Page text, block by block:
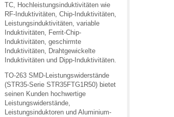
TC, Hochleistungsinduktivitäten wie
RF-Induktivitäten, Chip-Induktivitäten,
Leistungsinduktivitäten, variable
Induktivitäten, Ferrit-Chip-
Induktivitäten, geschirmte
Induktivitäten, Drahtgewickelte
Induktivitäten und Dipp-Induktivitäten.
TO-263 SMD-Leistungswiderstände
(STR35-Serie STR35FTG1R50) bietet
seinen Kunden hochwertige
Leistungswiderstände,
Leistungsinduktoren und Aluminium-